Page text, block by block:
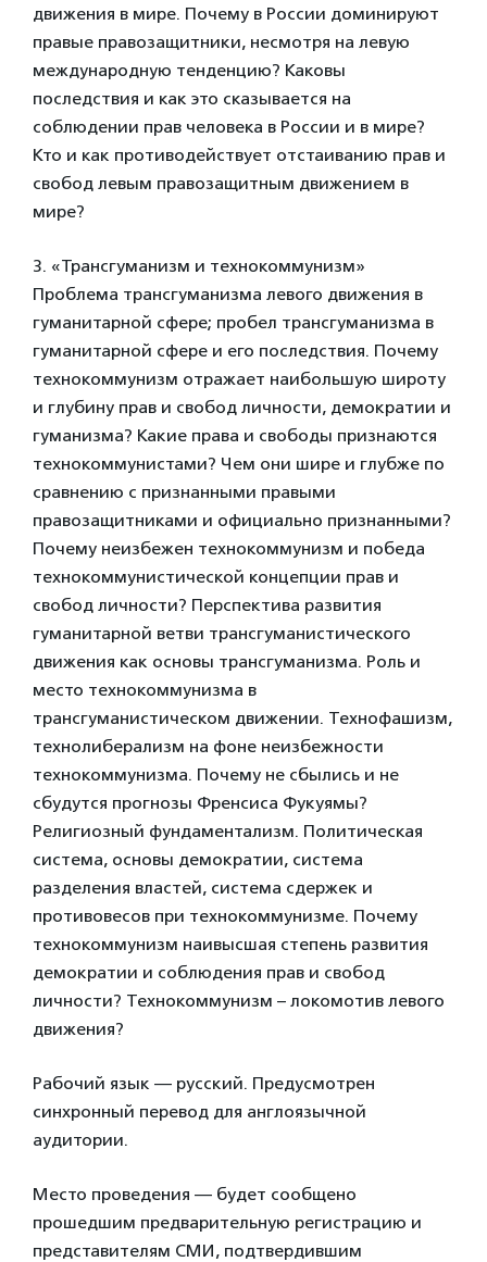
движения в мире. Почему в России доминируют
правые правозащитники, несмотря на левую
международную тенденцию? Каковы
последствия и как это сказывается на
соблюдении прав человека в России и в мире?
Кто и как противодействует отстаиванию прав и
свобод левым правозащитным движением в
мире?
3. «Трансгуманизм и технокоммунизм»
Проблема трансгуманизма левого движения в
гуманитарной сфере; пробел трансгуманизма в
гуманитарной сфере и его последствия. Почему
технокоммунизм отражает наибольшую широту
и глубину прав и свобод личности, демократии и
гуманизма? Какие права и свободы признаются
технокоммунистами? Чем они шире и глубже по
сравнению с признанными правыми
правозащитниками и официально признанными?
Почему неизбежен технокоммунизм и победа
технокоммунистической концепции прав и
свобод личности? Перспектива развития
гуманитарной ветви трансгуманистического
движения как основы трансгуманизма. Роль и
место технокоммунизма в
трансгуманистическом движении. Технофашизм,
технолиберализм на фоне неизбежности
технокоммунизма. Почему не сбылись и не
сбудутся прогнозы Френсиса Фукуямы?
Религиозный фундаментализм. Политическая
система, основы демократии, система
разделения властей, система сдержек и
противовесов при технокоммунизме. Почему
технокоммунизм наивысшая степень развития
демократии и соблюдения прав и свобод
личности? Технокоммунизм – локомотив левого
движения?
Рабочий язык — русский. Предусмотрен
синхронный перевод для англоязычной
аудитории.
Место проведения — будет сообщено
прошедшим предварительную регистрацию и
представителям СМИ, подтвердившим